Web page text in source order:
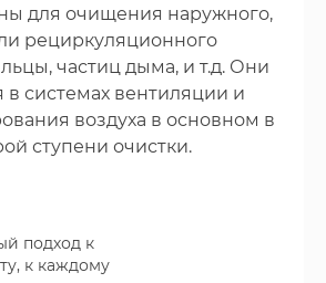
для очищения наружного,
рециркуляционного
частиц дыма, и т.д. Они
системах вентиляции и
воздуха в основном в
ступени очистки.
подход к
к каждому